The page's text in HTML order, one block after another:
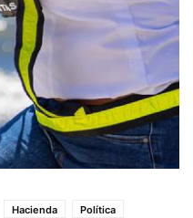
Hacienda
Política